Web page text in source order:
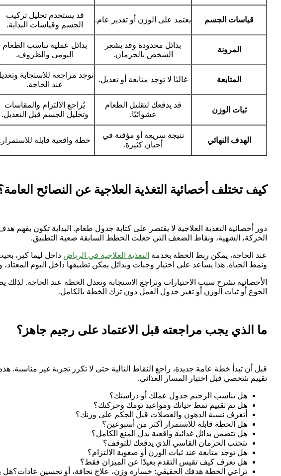
قياسات الجسم يعتمد على الوزن أو تقدير عام.
قد يستخدم تحليل تركيب
الجسم وقياسات البداية.
المرونة
بدائل محدودة وقد يشعر
الشخص بالحرمان.
بدائل عملية تناسب الطعام
اليومي والظروف.
المتابعة غالبًا لا توجد متابعة أو تعديل.
توجد مراجعة للاستجابة
عند الحاجة.
ثبات الوزن
قد يدفعك لتقليل الطعام
عشوائيًا.
يُراجع الالتزام والمقاسات
وتحليل الجسم قبل التعديل.
الهدف النهائي
نتيجة سريعة أو مؤقتة في
أحيان كثيرة.
خطة واقعية قابلة للاستمرار.
كيف تختلف أخصائية التغذية العلاجية عن النصائح
دور أخصائية التغذية العلاجية لا يقتصر على كتابة جدول طعام. البداية تكون بفهم
الحركة، الشهية، ونقاط الضعف التي جعلت الخطط السابقة صعبة التطبيق.
عند الحاجة، يمكن ربط الخطة بخدمة التغذية العلاجية في الرياض داخل ليما كير،
ونمط الحياة. هذا يساعد على اختيار وجبات وبدائل يمكن تطبيقها داخل اليوم
الأخصائية تشرح سبب الاختيارات وتراجع الاستجابة وتعدل الخطة عند الحاجة.
الجوع أو ثبات الوزن أو تغير جدول العمل دون ترك الخطة بالكامل.
ما الذي يجب مراجعته قبل الاعتماد على رجيم جاهز؟
قبل أن تبدأ خطة عامة جديدة، راجع النقاط التالية حتى لا تكرر تجربة غير
تقييم شخصي قبل اختيار المسار الغذائي.
هل يناسب الرجيم جدول عملك أو دراستك؟
هل تم تقييم نمط حياتك ومواعيد نومك وحركتك؟
أتعرف نسبة الدهون والعضلات قبل الحكم على وزنك؟
هل الخطة قابلة للاستمرار أكثر من أسبوعين؟
هل تتضمن بدائل غذائية واقعية بدل المنع الكامل؟
تتجنب الحرمان القاسي الذي يدفعك للتوقف؟
هل توجد متابعة عند ثبات الوزن أو صعوبة الالتزام؟
هل تعرف كيف تقيس التقدم بعيدًا عن الميزان فقط؟
تراعي الخطة هدفك الحقيقي: خسارة وزن، علاج نحافة، أو تحسين عادات؟هل